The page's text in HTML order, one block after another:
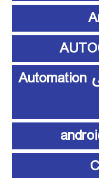
آموزش اتوماسیون صنعتی Automation